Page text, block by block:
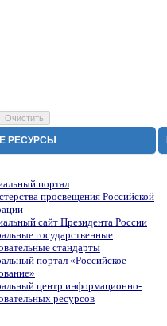
РЕСУРСЫ
портал
просвещения Российской
сайт Президента России
государственные
стандарты
портал «Российское
центр информационно-
ресурсов